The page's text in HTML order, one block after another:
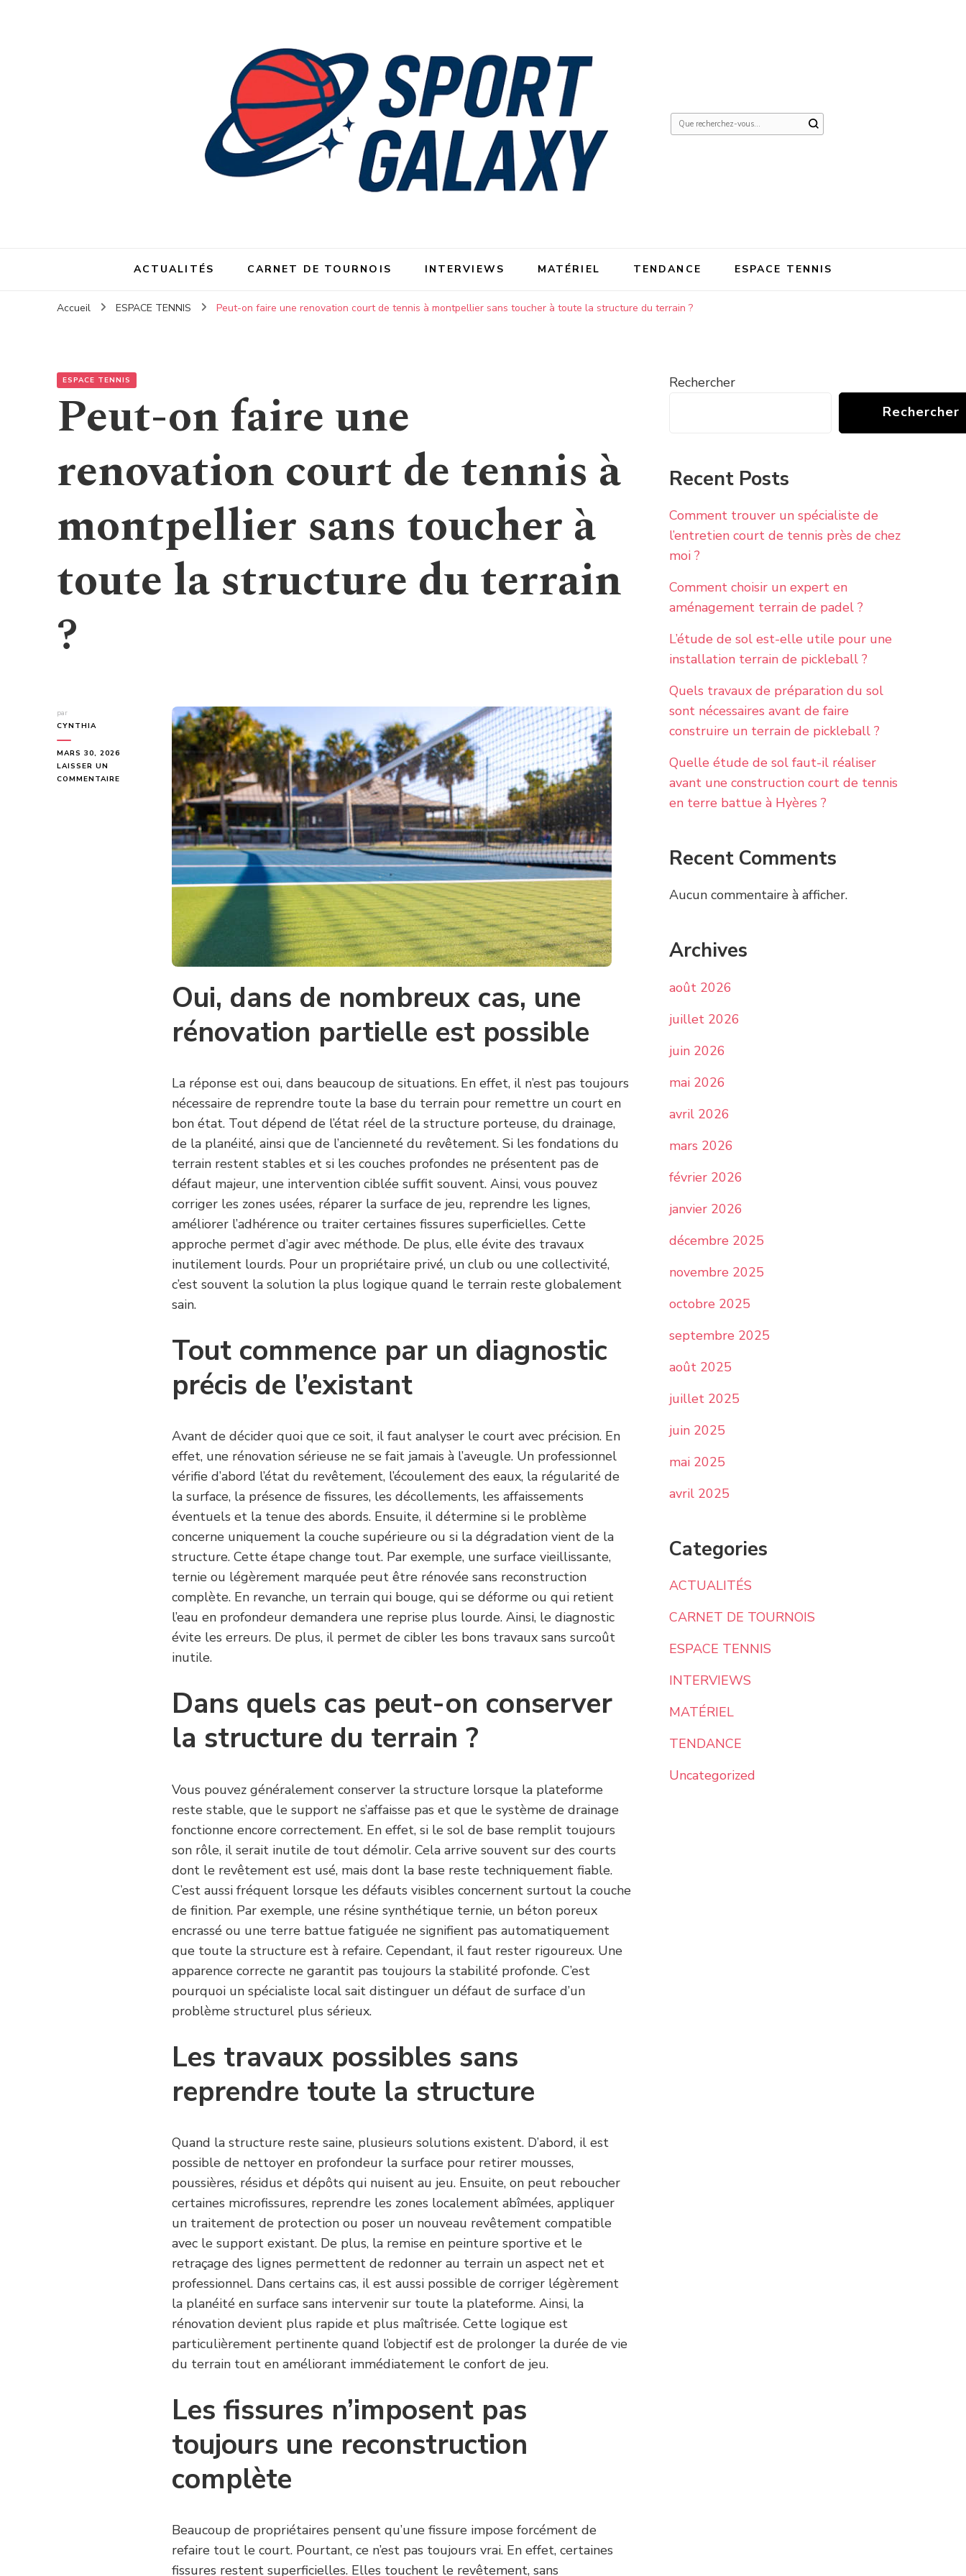
Vous
ACTUALITÉS CARNET DE TOURNOIS INTERVIEWS MATÉRIEL TENDANCE ESPACE TENNIS
Accueil ESPACE TENNIS Peut-on faire une renovation court de tennis à montpellier sans toucher à toute la structure du terrain ?
ESPACE TENNIS
Peut-on faire une
renovation court de tennis à
montpellier sans toucher à
toute la structure du terrain
?
par
CYNTHIA
MARS 30, 2026
LAISSER UN
COMMENTAIRE
RENOVATION
Oui, dans de nombreux cas, une
rénovation partielle est possible
La réponse est oui, dans beaucoup de situations. En effet, il n’est pas toujours
nécessaire de reprendre toute la base du terrain pour remettre un court en
bon état. Tout dépend de l’état réel de la structure porteuse, du drainage,
de la planéité, ainsi que de l’ancienneté du revêtement. Si les fondations du
terrain restent stables et si les couches profondes ne présentent pas de
défaut majeur, une intervention ciblée suffit souvent. Ainsi, vous pouvez
corriger les zones usées, réparer la surface de jeu, reprendre les lignes,
améliorer l’adhérence ou traiter certaines fissures superficielles. Cette
approche permet d’agir avec méthode. De plus, elle évite des travaux
inutilement lourds. Pour un propriétaire privé, un club ou une collectivité,
c’est souvent la solution la plus logique quand le terrain reste globalement
sain.
Tout commence par un diagnostic
précis de l’existant
Avant de décider quoi que ce soit, il faut analyser le court avec précision. En
effet, une rénovation sérieuse ne se fait jamais à l’aveugle. Un professionnel
vérifie d’abord l’état du revêtement, l’écoulement des eaux, la régularité de
la surface, la présence de fissures, les décollements, les affaissements
éventuels et la tenue des abords. Ensuite, il détermine si le problème
concerne uniquement la couche supérieure ou si la dégradation vient de la
structure. Cette étape change tout. Par exemple, une surface vieillissante,
ternie ou légèrement marquée peut être rénovée sans reconstruction
complète. En revanche, un terrain qui bouge, qui se déforme ou qui retient
l’eau en profondeur demandera une reprise plus lourde. Ainsi, le diagnostic
évite les erreurs. De plus, il permet de cibler les bons travaux sans surcoût
inutile.
Dans quels cas peut-on conserver
la structure du terrain ?
Vous pouvez généralement conserver la structure lorsque la plateforme
reste stable, que le support ne s’affaisse pas et que le système de drainage
fonctionne encore correctement. En effet, si le sol de base remplit toujours
son rôle, il serait inutile de tout démolir. Cela arrive souvent sur des courts
dont le revêtement est usé, mais dont la base reste techniquement fiable.
C’est aussi fréquent lorsque les défauts visibles concernent surtout la couche
de finition. Par exemple, une résine synthétique ternie, un béton poreux
encrassé ou une terre battue fatiguée ne signifient pas automatiquement
que toute la structure est à refaire. Cependant, il faut rester rigoureux. Une
apparence correcte ne garantit pas toujours la stabilité profonde. C’est
pourquoi un spécialiste local sait distinguer un défaut de surface d’un
problème structurel plus sérieux.
Les travaux possibles sans
reprendre toute la structure
Quand la structure reste saine, plusieurs solutions existent. D’abord, il est
possible de nettoyer en profondeur la surface pour retirer mousses,
poussières, résidus et dépôts qui nuisent au jeu. Ensuite, on peut reboucher
certaines microfissures, reprendre les zones localement abîmées, appliquer
un traitement de protection ou poser un nouveau revêtement compatible
avec le support existant. De plus, la remise en peinture sportive et le
retraçage des lignes permettent de redonner au terrain un aspect net et
professionnel. Dans certains cas, il est aussi possible de corriger légèrement
la planéité en surface sans intervenir sur toute la plateforme. Ainsi, la
rénovation devient plus rapide et plus maîtrisée. Cette logique est
particulièrement pertinente quand l’objectif est de prolonger la durée de vie
du terrain tout en améliorant immédiatement le confort de jeu.
Les fissures n’imposent pas
toujours une reconstruction
complète
Beaucoup de propriétaires pensent qu’une fissure impose forcément de
refaire tout le court. Pourtant, ce n’est pas toujours vrai. En effet, certaines
fissures restent superficielles. Elles touchent le revêtement, sans
Rechercher
Rechercher
Recent Posts
Comment trouver un spécialiste de
l’entretien court de tennis près de chez
moi ?
Comment choisir un expert en
aménagement terrain de padel ?
L’étude de sol est-elle utile pour une
installation terrain de pickleball ?
Quels travaux de préparation du sol
sont nécessaires avant de faire
construire un terrain de pickleball ?
Quelle étude de sol faut-il réaliser
avant une construction court de tennis
en terre battue à Hyères ?
Recent Comments
Aucun commentaire à afficher.
Archives
août 2026
juillet 2026
juin 2026
mai 2026
avril 2026
mars 2026
février 2026
janvier 2026
décembre 2025
novembre 2025
octobre 2025
septembre 2025
août 2025
juillet 2025
juin 2025
mai 2025
avril 2025
Categories
ACTUALITÉS
CARNET DE TOURNOIS
ESPACE TENNIS
INTERVIEWS
MATÉRIEL
TENDANCE
Uncategorized